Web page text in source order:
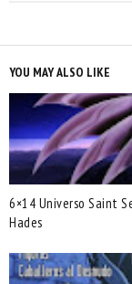
YOU MAY ALSO LIKE
6×14 Universo Saint
Hades